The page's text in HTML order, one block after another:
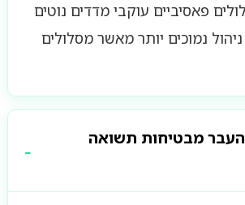
פאסיביים עוקבי מדדים נוטים
נמוכים יותר מאשר מסלולים
מבטיחות תשואה